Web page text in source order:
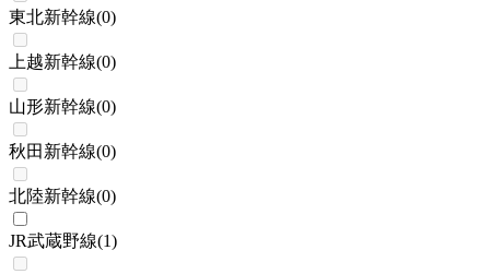
東北新幹線(0)
上越新幹線(0)
山形新幹線(0)
秋田新幹線(0)
北陸新幹線(0)
JR武蔵野線(1)